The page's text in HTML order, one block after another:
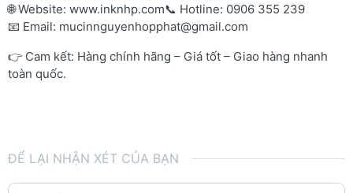
🌐 Website: www.inknhp.com📞 Hotline: 0906 355 239
📧 Email: mucinnguyenhopphat@gmail.com
👉 Cam kết: Hàng chính hãng – Giá tốt – Giao hàng nhanh
toàn quốc.
ĐỂ LẠI NHẬN XÉT CỦA BẠN